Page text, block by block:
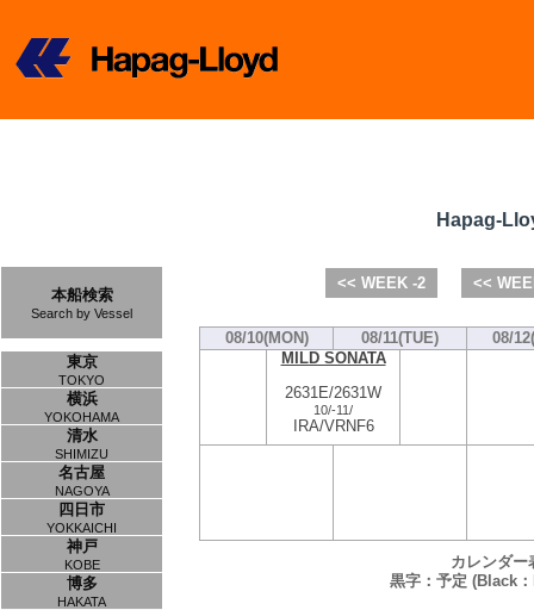
本船検索
Search by Vessel
東京
TOKYO
横浜
YOKOHAMA
清水
SHIMIZU
名古屋
NAGOYA
四日市
YOKKAICHI
神戸
KOBE
博多
HAKATA
Hapag-
<< WEEK -2 <<
08/10(MON) 08/11(TUE)
08/
MILD SONATA
2631E/2631W
10/-11/
IRA/VRNF6
カレンダー
黒字：予定 (Black